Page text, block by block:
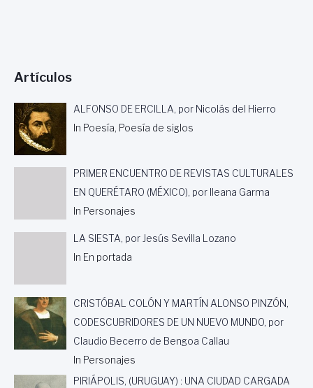
Artículos
ALFONSO DE ERCILLA, por Nicolás del Hierro
In Poesía, Poesía de siglos
PRIMER ENCUENTRO DE REVISTAS CULTURALES
EN QUERÉTARO (MÉXICO), por Ileana Garma
In Personajes
LA SIESTA, por Jesús Sevilla Lozano
In En portada
CRISTÓBAL COLÓN Y MARTÍN ALONSO PINZÓN,
CODESCUBRIDORES DE UN NUEVO MUNDO, por
Claudio Becerro de Bengoa Callau
In Personajes
PIRIÁPOLIS, (URUGUAY) : UNA CIUDAD CARGADA